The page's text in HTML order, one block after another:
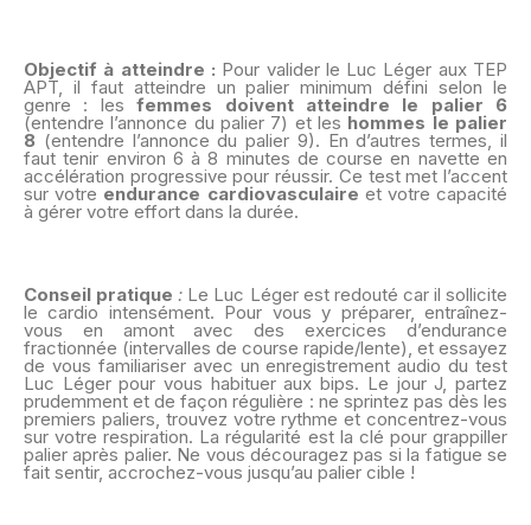
Objectif à atteindre : Pour valider le Luc Léger aux TEP
APT, il faut atteindre un palier minimum défini selon le
genre : lesfemmes doivent atteindre le palier 6
(entendre l’annonce du palier 7) et les hommes le palier
8 (entendre l’annonce du palier 9). En d’autres termes, il
faut tenir environ 6 à 8 minutes de course en navette en
accélération progressive pour réussir. Ce test met l’accent
sur votre endurance cardiovasculaire et votre capacité
à gérer votre effort dans la durée.
Conseil pratique : Le Luc Léger est redouté car il sollicite
le cardio intensément. Pour vous y préparer, entraînez-
vous en amont avec des exercices d’endurance
fractionnée (intervalles de course rapide/lente), et essayez
de vous familiariser avec un enregistrement audio du test
Luc Léger pour vous habituer aux bips. Le jour J, partez
prudemment et de façon régulière : ne sprintez pas dès les
premiers paliers, trouvez votre rythme et concentrez-vous
sur votre respiration. La régularité est la clé pour grappiller
palier après palier. Ne vous découragez pas si la fatigue se
fait sentir, accrochez-vous jusqu’au palier cible !